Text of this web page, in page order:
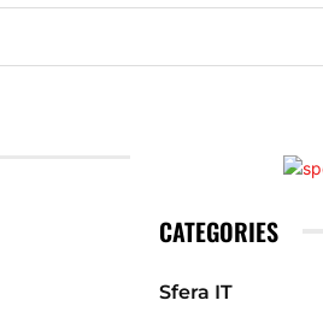
CATEGORIES
Sfera IT